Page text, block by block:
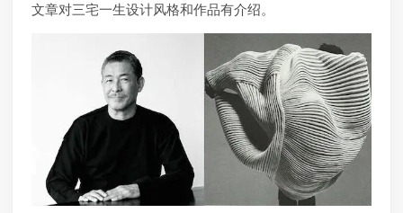
文章对三宅一生设计风格和作品有介绍。